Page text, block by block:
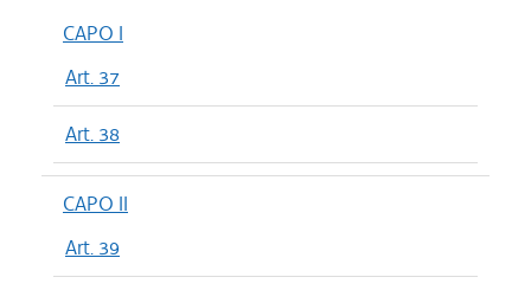
CAPO I
Art. 37
Art. 38
CAPO II
Art. 39